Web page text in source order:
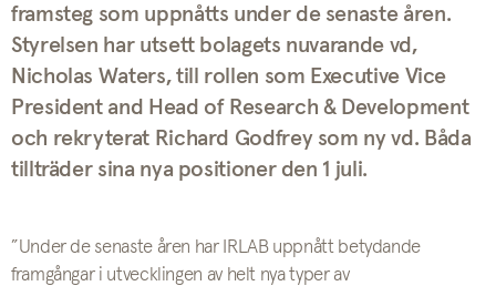
framsteg som uppnåtts under de senaste åren.
Styrelsen har utsett bolagets nuvarande vd,
Nicholas Waters, till rollen som Executive Vice
President and Head of Research & Development
och rekryterat Richard Godfrey som ny vd. Båda
tillträder sina nya positioner den 1 juli.
”Under de senaste åren har IRLAB uppnått betydande
framgångar i utvecklingen av helt nya typer av